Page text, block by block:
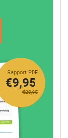
Rapport PDF
€29,95
€9,95